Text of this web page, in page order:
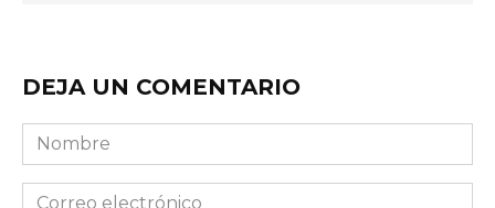
DEJA UN COMENTARIO
Nombre
Correo